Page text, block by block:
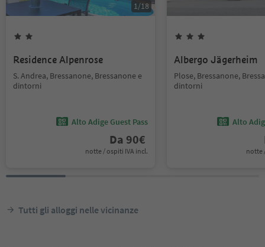
1/18
Residence Alpenrose
S. Andrea, Bressanone, Bressanone e
dintorni
Alto Adige Guest Pass
Da 90€
notte / ospiti IVA incl.
Albergo Jägerheim
Plose, Bressanone,
dintorni
Alto
notte
Tutti gli alloggi nelle vicinanze